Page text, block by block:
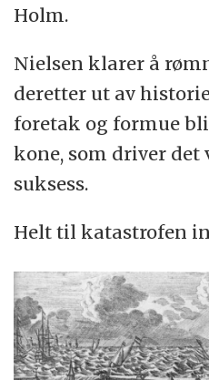
Holm.
Nielsen klarer å
deretter ut av
foretak og formue
kone, som driver det
suksess.
Helt til katastrofen